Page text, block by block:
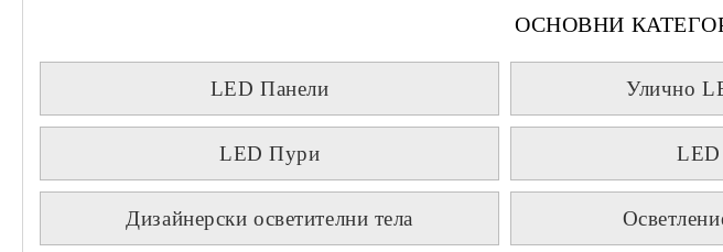
ОСНОВНИ
LED Панели Улично
LED Пури
Дизайнерски осветителни тела